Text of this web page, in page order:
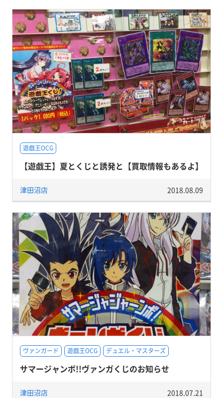
遊戯王OCG
【遊戯王】夏とくじと誘発と【買取情報もあるよ】
津田沼店 2018.08.09
ヴァンガード 遊戯王OCG デュエル・マスターズ
サマージャンボ!!ヴァンガくじのお知らせ
津田沼店 2018.07.21